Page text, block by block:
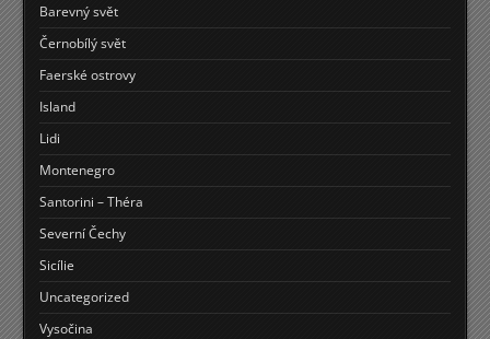
Barevný svět
Černobílý svět
Faerské ostrovy
Island
Lidi
Montenegro
Santorini – Théra
Severní Čechy
Sicílie
Uncategorized
Vysočina